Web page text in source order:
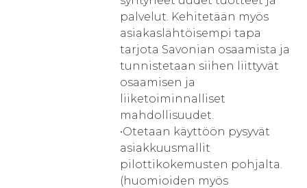
palvelut. Kehitetään myös
asiakaslähtöisempi tapa
tarjota Savonian osaamista ja
tunnistetaan siihen liittyvät
osaamisen ja
liiketoiminnalliset
mahdollisuudet.
•Otetaan käyttöön pysyvät
asiakkuusmallit
pilottikokemusten pohjalta.
(huomioiden myös